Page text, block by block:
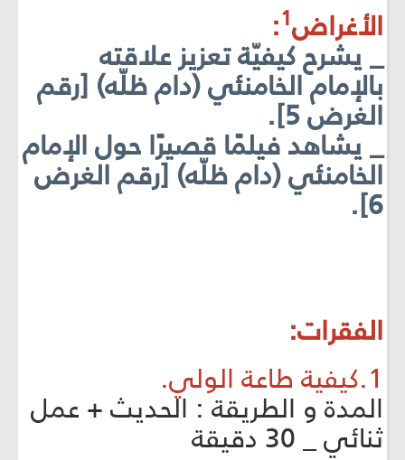
الأغراض1
:
_ يشرح كيفيّة تعزيز علاقته
بالإمام الخامنئي (دام ظلّه) [رقم
الغرض 5].
_ يشاهد فيلمًا قصيرًا حول الإمام
الخامنئي (دام ظلّه) [رقم الغرض
6].
الفقرات:
1.كيفية طاعة الولي.
المدة و الطريقة : الحديث + عمل
ثنائي _ 30 دقيقة